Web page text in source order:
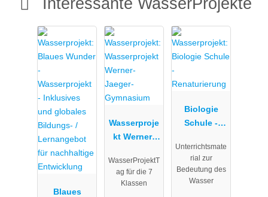
Blaues
Wasserproje
kt Werner-
Gymnasium
WasserProjektT
ag für die 7
Klassen
Biologie
Schule -
ng
Unterrichtsmate
rial zur
Bedeutung des
Wasser